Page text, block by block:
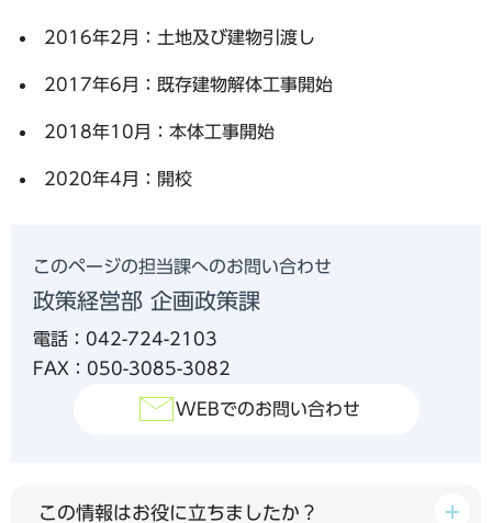
2016年2月：土地及び建物引渡し
2017年6月：既存建物解体工事開始
2018年10月：本体工事開始
2020年4月：開校
このページの担当課へのお問い合わせ
政策経営部 企画政策課
電話：042-724-2103
FAX：050-3085-3082
WEBでのお問い合わせ
この情報はお役に立ちましたか？